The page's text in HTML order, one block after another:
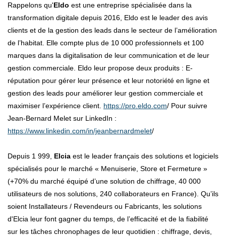
Rappelons qu'Eldo est une entreprise spécialisée dans la
transformation digitale depuis 2016, Eldo est le leader des avis
clients et de la gestion des leads dans le secteur de l’amélioration
de l’habitat. Elle compte plus de 10 000 professionnels et 100
marques dans la digitalisation de leur communication et de leur
gestion commerciale. Eldo leur propose deux produits : E-
réputation pour gérer leur présence et leur notoriété en ligne et
gestion des leads pour améliorer leur gestion commerciale et
maximiser l’expérience client. https://pro.eldo.com/ Pour suivre
Jean-Bernard Melet sur LinkedIn :
https://www.linkedin.com/in/jeanbernardmelet/
Depuis 1 999, Elcia est le leader français des solutions et logiciels
spécialisés pour le marché « Menuiserie, Store et Fermeture »
(+70% du marché équipé d’une solution de chiffrage, 40 000
utilisateurs de nos solutions, 240 collaborateurs en France). Qu’ils
soient Installateurs / Revendeurs ou Fabricants, les solutions
d'Elcia leur font gagner du temps, de l’efficacité et de la fiabilité
sur les tâches chronophages de leur quotidien : chiffrage, devis,